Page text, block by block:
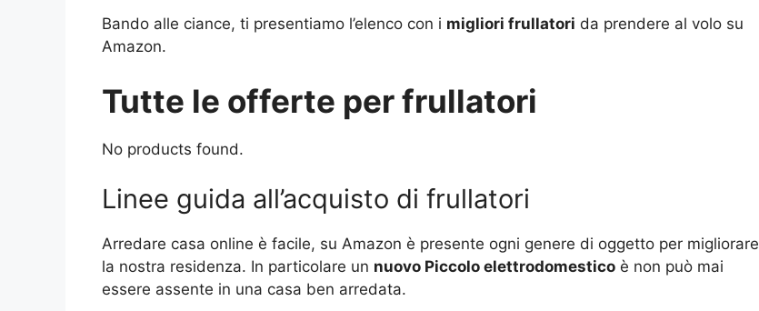
Bando alle ciance, ti presentiamo l’elenco con i migliori frullatori da prendere al volo su
Amazon.
Tutte le offerte per frullatori
No products found.
Linee guida all’acquisto di frullatori
Arredare casa online è facile, su Amazon è presente ogni genere di oggetto per migliorare
la nostra residenza. In particolare un nuovo Piccolo elettrodomestico è non può mai
essere assente in una casa ben arredata.